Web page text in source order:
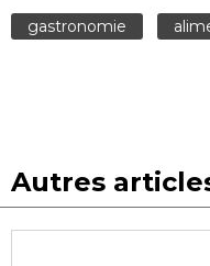
gastronomie
Autres